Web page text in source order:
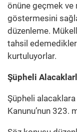
önüne geçmek ve
göstermesini
düzenleme.
tahsil
kurtuluyorlar.
Şüpheli
Şüpheli
Kanunu’nun 323.